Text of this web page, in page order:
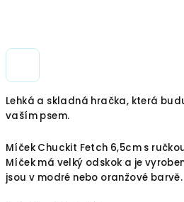
Lehká a skladná hračka, která
vaším psem.
Míček Chuckit Fetch 6,5cm s
Míček má velký odskok a je
jsou v modré nebo oranžové barvě.